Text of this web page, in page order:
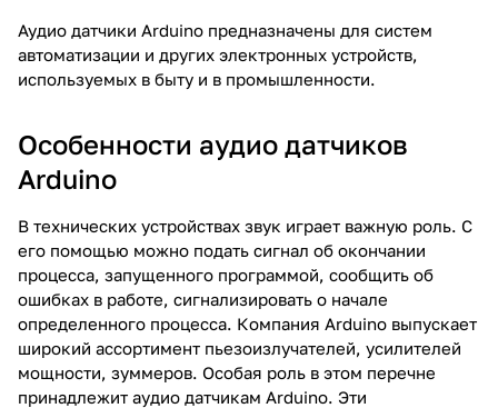
Аудио датчики Arduino предназначены для систем
автоматизации и других электронных устройств,
используемых в быту и в промышленности.
Особенности аудио датчиков
Arduino
В технических устройствах звук играет важную роль. С
его помощью можно подать сигнал об окончании
процесса, запущенного программой, сообщить об
ошибках в работе, сигнализировать о начале
определенного процесса. Компания Arduino выпускает
широкий ассортимент пьезоизлучателей, усилителей
мощности, зуммеров. Особая роль в этом перечне
принадлежит аудио датчикам Arduino. Эти